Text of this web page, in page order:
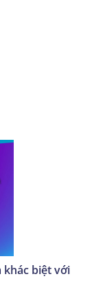
khác biệt với